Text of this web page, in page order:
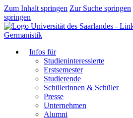
Zum Inhalt springen Zur Suche springen
springen
Germanistik
Infos für
Studieninteressierte
Erstsemester
Studierende
Schülerinnen & Schüler
Presse
Unternehmen
Alumni